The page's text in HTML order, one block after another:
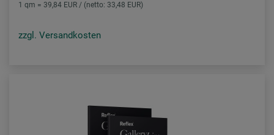
1 qm = 39,84 EUR / (netto: 33,48 EUR)
zzgl. Versandkosten